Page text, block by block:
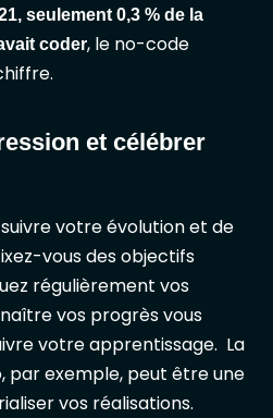
seulement 0,3 % de la
coder, le no-code
et célébrer
votre évolution et de
vous des objectifs
régulièrement vos
vos progrès vous
votre apprentissage. La
par exemple, peut être une
vos réalisations.